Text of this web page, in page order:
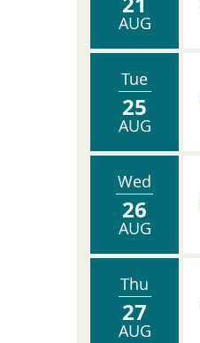
AUG
Tue
25
AUG
Wed
26
AUG
Thu
27
AUG